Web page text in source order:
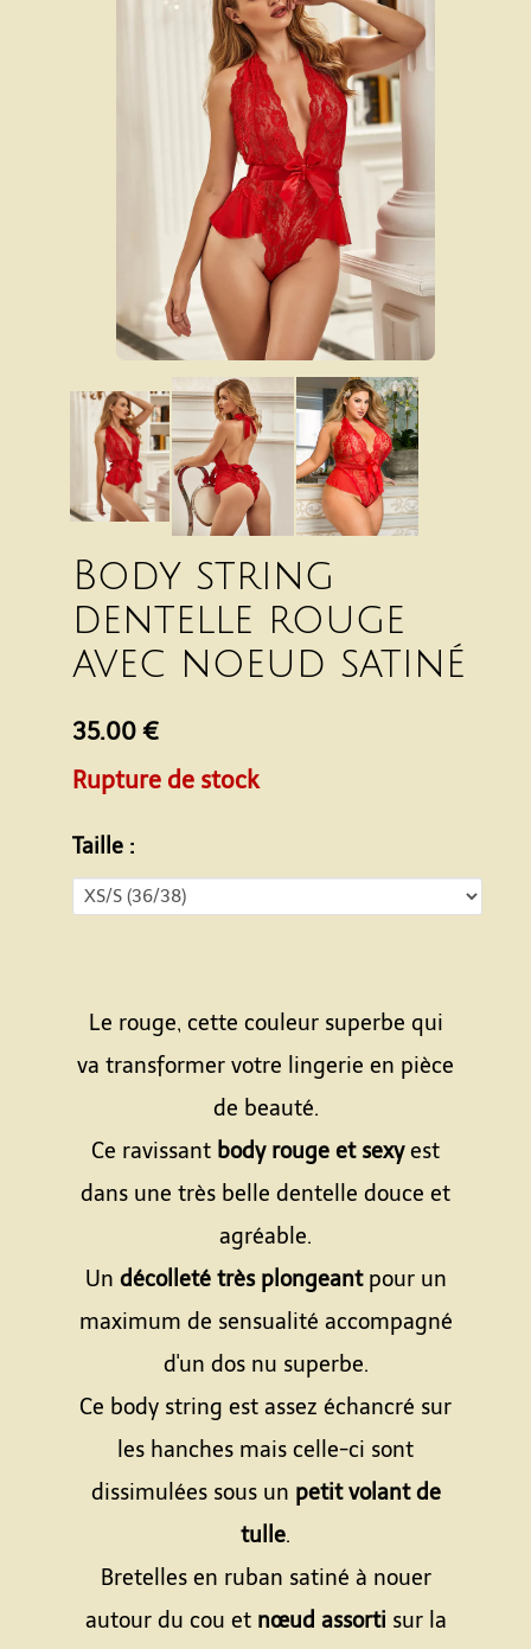
Body string
dentelle rouge
avec noeud satiné
35.00 €
Rupture de stock
Taille :
Le rouge, cette couleur superbe qui
va transformer votre lingerie en pièce
de beauté.
Ce ravissant body rouge et sexyest
dans une très belle dentelle douce et
agréable.
Un décolleté très plongeantpour un
maximum de sensualité accompagné
d'un dos nu superbe.
Ce body string est assez échancré sur
les hanches mais celle-ci sont
dissimulées sous un petit volant de
tulle.
Bretelles en ruban satiné à nouer
autour du cou et nœud assorti sur la